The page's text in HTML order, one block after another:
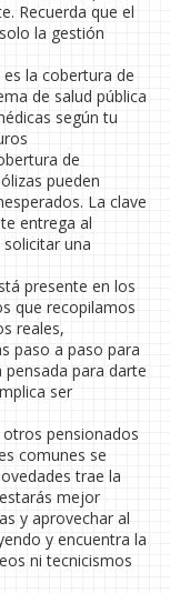
Recuerda que el
la gestión
la cobertura de
de salud pública
según tu
de
pueden
La clave
entrega al
una
presente en los
que recopilamos
reales,
paso a paso para
para darte
ser
pensionados
comunes se
trae la
mejor
y aprovechar al
y encuentra la
ni tecnicismos